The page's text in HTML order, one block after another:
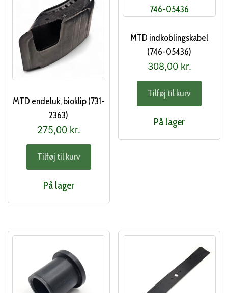
MTD endeluk, bioklip (731-
2363)
275,00 kr.
Tilføj til kurv
På lager
MTD indkoblingskabel
(746-05436)
308,00 kr.
Tilføj til kurv
På lager